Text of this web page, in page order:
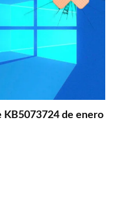
de enero